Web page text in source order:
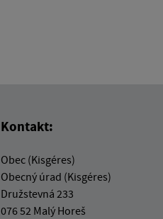
Kontakt:
Obec (Kisgéres)
Obecný úrad (Kisgéres)
Družstevná 233
076 52 Malý Horeš